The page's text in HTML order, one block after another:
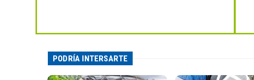
PODRÍA INTERSARTE